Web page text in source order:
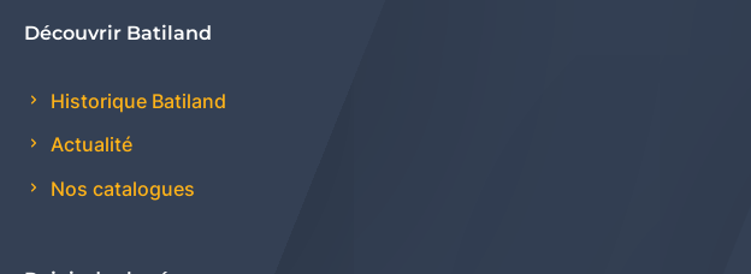
Découvrir Batiland
Historique Batiland
Actualité
Nos catalogues